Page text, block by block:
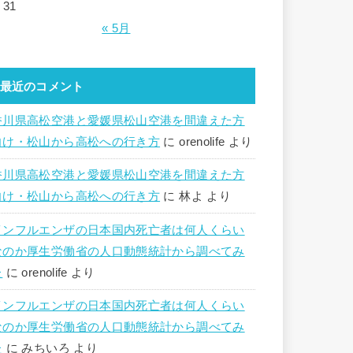
31
« 5月
最近のコメント
川県高松空港と愛媛県松山空港を間違えた方
け・松山から高松への行き方 にorenolife より
川県高松空港と愛媛県松山空港を間違えた方
け・松山から高松への行き方 に林よ より
ンフルエンザの日本国内死亡者は何人くらい
のか厚生労働省の人口動態統計から調べてみ
にorenolife より
ンフルエンザの日本国内死亡者は何人くらい
のか厚生労働省の人口動態統計から調べてみ
にみちいろ より